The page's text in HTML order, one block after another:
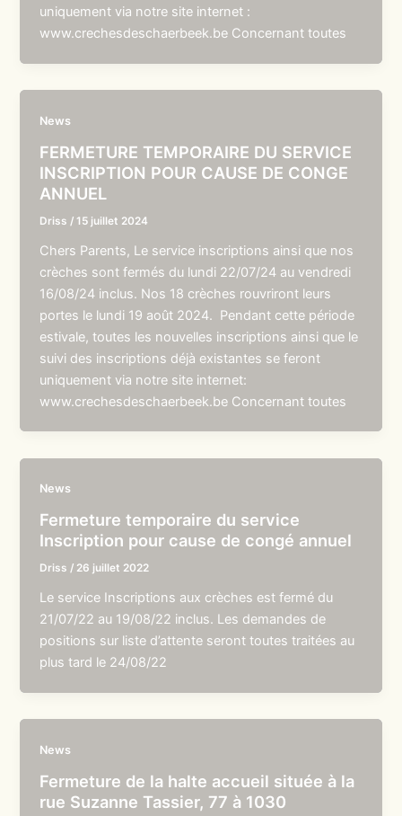
uniquement via notre site internet :
www.crechesdeschaerbeek.be Concernant toutes
News
FERMETURE TEMPORAIRE DU SERVICE
INSCRIPTION POUR CAUSE DE CONGE
ANNUEL
Driss /15 juillet 2024
Chers Parents, Le service inscriptions ainsi que nos
crèches sont fermés du lundi 22/07/24 au vendredi
16/08/24 inclus. Nos 18 crèches rouvriront leurs
portes le lundi 19 août 2024. Pendant cette période
estivale, toutes les nouvelles inscriptions ainsi que le
suivi des inscriptions déjà existantes se feront
uniquement via notre site internet:
www.crechesdeschaerbeek.be Concernant toutes
News
Fermeture temporaire du service
Inscription pour cause de congé annuel
Driss / 26 juillet 2022
Le service Inscriptions aux crèches est fermé du
21/07/22 au 19/08/22 inclus. Les demandes de
positions sur liste d’attente seront toutes traitées au
plus tard le 24/08/22
News
Fermeture de la halte accueil située à la
rue Suzanne Tassier, 77 à 1030